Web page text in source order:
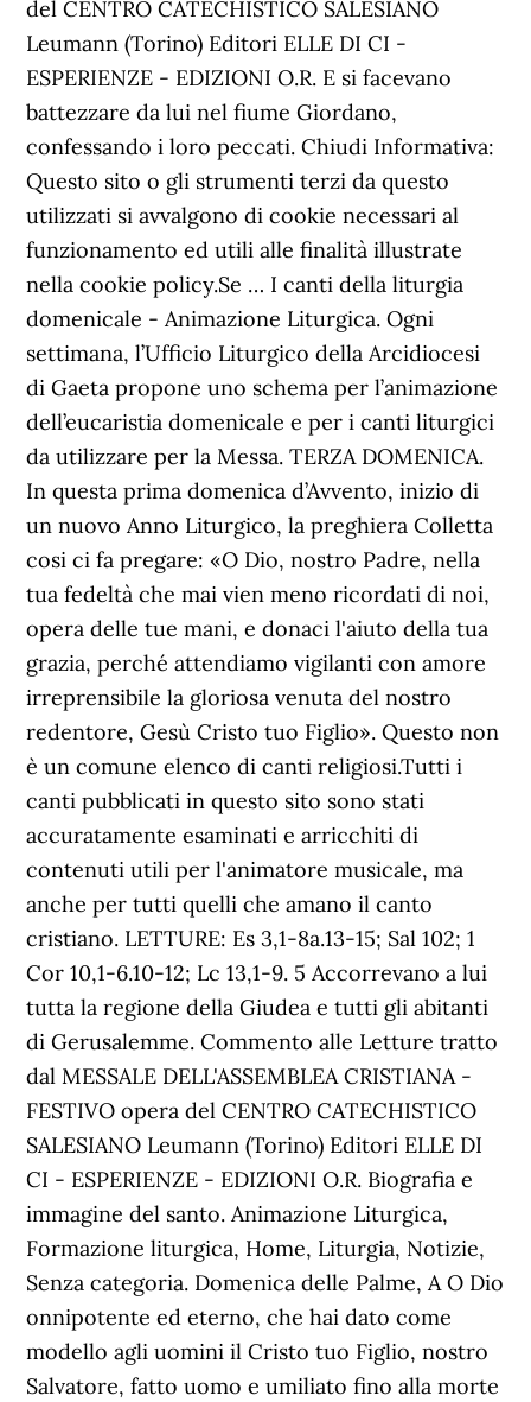
del CENTRO CATECHISTICO SALESIANO
Leumann (Torino) Editori ELLE DI CI -
ESPERIENZE - EDIZIONI O.R. E si facevano
battezzare da lui nel fiume Giordano,
confessando i loro peccati. Chiudi Informativa:
Questo sito o gli strumenti terzi da questo
utilizzati si avvalgono di cookie necessari al
funzionamento ed utili alle finalità illustrate
nella cookie policy.Se … I canti della liturgia
domenicale - Animazione Liturgica. Ogni
settimana, l’Ufficio Liturgico della Arcidiocesi
di Gaeta propone uno schema per l’animazione
dell’eucaristia domenicale e per i canti liturgici
da utilizzare per la Messa. TERZA DOMENICA.
In questa prima domenica d’Avvento, inizio di
un nuovo Anno Liturgico, la preghiera Colletta
cosi ci fa pregare: «O Dio, nostro Padre, nella
tua fedeltà che mai vien meno ricordati di noi,
opera delle tue mani, e donaci l'aiuto della tua
grazia, perché attendiamo vigilanti con amore
irreprensibile la gloriosa venuta del nostro
redentore, Gesù Cristo tuo Figlio». Questo non
è un comune elenco di canti religiosi.Tutti i
canti pubblicati in questo sito sono stati
accuratamente esaminati e arricchiti di
contenuti utili per l'animatore musicale, ma
anche per tutti quelli che amano il canto
cristiano. LETTURE: Es 3,1-8a.13-15; Sal 102; 1
Cor 10,1-6.10-12; Lc 13,1-9. 5 Accorrevano a lui
tutta la regione della Giudea e tutti gli abitanti
di Gerusalemme. Commento alle Letture tratto
dal MESSALE DELL'ASSEMBLEA CRISTIANA -
FESTIVO opera del CENTRO CATECHISTICO
SALESIANO Leumann (Torino) Editori ELLE DI
CI - ESPERIENZE - EDIZIONI O.R. Biografia e
immagine del santo. Animazione Liturgica,
Formazione liturgica, Home, Liturgia, Notizie,
Senza categoria. Domenica delle Palme, A O Dio
onnipotente ed eterno, che hai dato come
modello agli uomini il Cristo tuo Figlio, nostro
Salvatore, fatto uomo e umiliato fino alla morte